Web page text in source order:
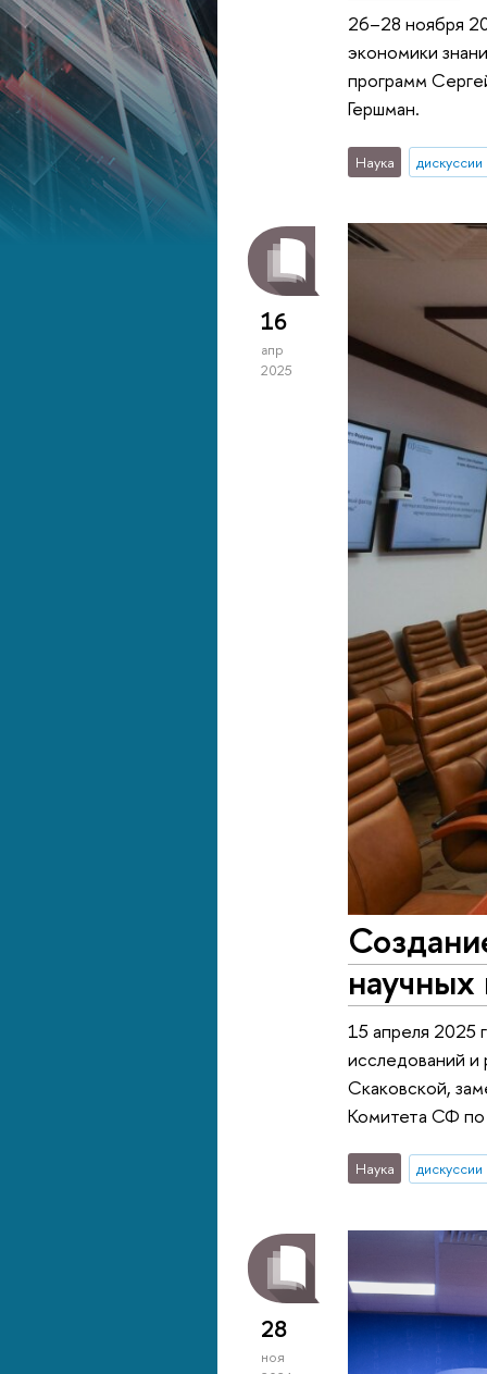
26–28 ноября
экономики
программ
Гершман.
Наука дискуссии
16
апр
2025
научных
15 апреля 2025
исследований и
Скаковской,
Комитета СФ по
Наука дискуссии
28
ноя